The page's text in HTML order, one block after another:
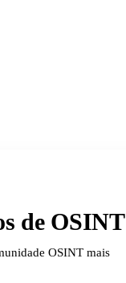
de OSINT
OSINT mais